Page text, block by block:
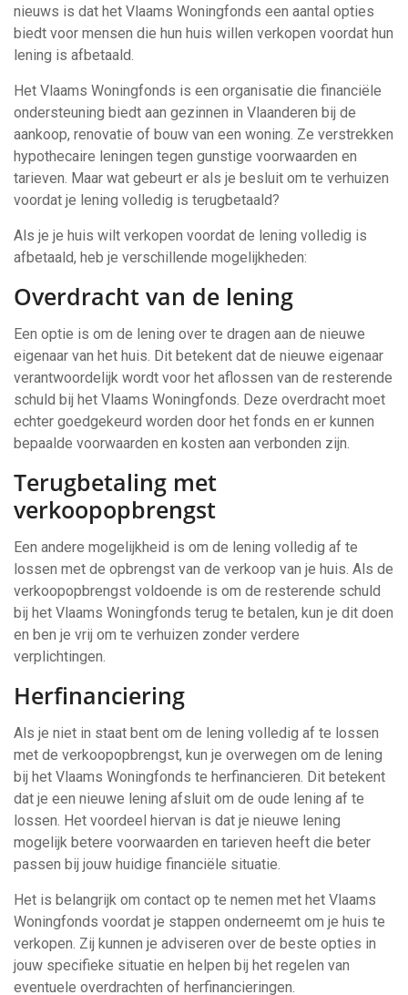
nieuws is dat het Vlaams Woningfonds een aantal opties
biedt voor mensen die hun huis willen verkopen voordat hun
lening is afbetaald.
Het Vlaams Woningfonds is een organisatie die financiële
ondersteuning biedt aan gezinnen in Vlaanderen bij de
aankoop, renovatie of bouw van een woning. Ze verstrekken
hypothecaire leningen tegen gunstige voorwaarden en
tarieven. Maar wat gebeurt er als je besluit om te verhuizen
voordat je lening volledig is terugbetaald?
Als je je huis wilt verkopen voordat de lening volledig is
afbetaald, heb je verschillende mogelijkheden:
Overdracht van de lening
Een optie is om de lening over te dragen aan de nieuwe
eigenaar van het huis. Dit betekent dat de nieuwe eigenaar
verantwoordelijk wordt voor het aflossen van de resterende
schuld bij het Vlaams Woningfonds. Deze overdracht moet
echter goedgekeurd worden door het fonds en er kunnen
bepaalde voorwaarden en kosten aan verbonden zijn.
Terugbetaling met
verkoopopbrengst
Een andere mogelijkheid is om de lening volledig af te
lossen met de opbrengst van de verkoop van je huis. Als de
verkoopopbrengst voldoende is om de resterende schuld
bij het Vlaams Woningfonds terug te betalen, kun je dit doen
en ben je vrij om te verhuizen zonder verdere
verplichtingen.
Herfinanciering
Als je niet in staat bent om de lening volledig af te lossen
met de verkoopopbrengst, kun je overwegen om de lening
bij het Vlaams Woningfonds te herfinancieren. Dit betekent
dat je een nieuwe lening afsluit om de oude lening af te
lossen. Het voordeel hiervan is dat je nieuwe lening
mogelijk betere voorwaarden en tarieven heeft die beter
passen bij jouw huidige financiële situatie.
Het is belangrijk om contact op te nemen met het Vlaams
Woningfonds voordat je stappen onderneemt om je huis te
verkopen. Zij kunnen je adviseren over de beste opties in
jouw specifieke situatie en helpen bij het regelen van
eventuele overdrachten of herfinancieringen.